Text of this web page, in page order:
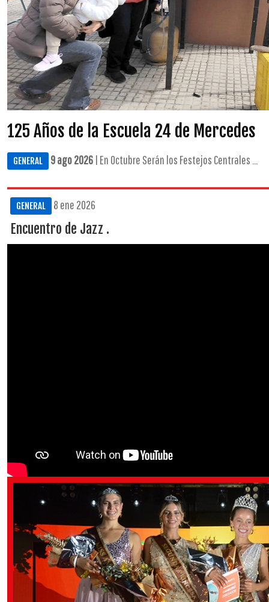
125 Años de la Escuela 24 de Mercedes
GENERAL 9 ago 2026 | En Octubre Serán los Festejos Centrales ...
GENERAL 8 ene 2026
Encuentro de Jazz .